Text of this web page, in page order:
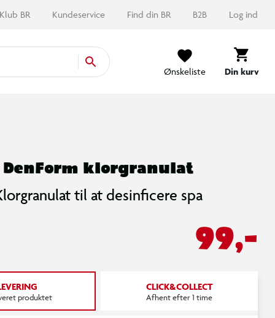
Klub BR Kundeservice Find din BR B2B Log ind
Ønskeliste Din kurv
DenForm klorgranulat
til at desinficere spa
99,-
produktet
CLICK&COLLECT
Afhent efter 1 time